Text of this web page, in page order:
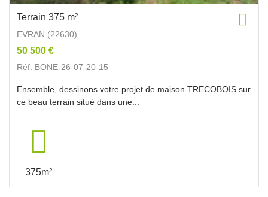
Terrain 375 m²
EVRAN (22630)
50 500 €
Réf. BONE-26-07-20-15
Ensemble, dessinons votre projet de maison TRECOBOIS sur
ce beau terrain situé dans une...
375m²